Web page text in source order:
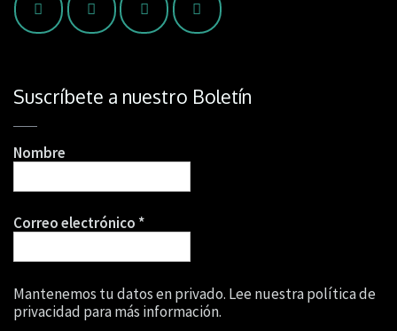
Suscríbete a nuestro Boletín
Nombre
Correo electrónico *
Mantenemos tu datos en privado. Lee nuestra política de
privacidad para más información.